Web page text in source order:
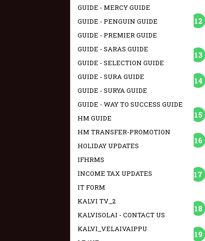
GUIDE - MERCY GUIDE
GUIDE - PENGUIN GUIDE
GUIDE - PREMIER GUIDE
GUIDE - SARAS GUIDE
GUIDE - SELECTION GUIDE
GUIDE - SURA GUIDE
GUIDE - SURYA GUIDE
GUIDE - WAY TO SUCCESS GUIDE
HM GUIDE
HM TRANSFER-PROMOTION
HOLIDAY UPDATES
IFHRMS
INCOME TAX UPDATES
IT FORM
KALVI TV_2
KALVISOLAI - CONTACT US
KALVI_VELAIVAIPPU